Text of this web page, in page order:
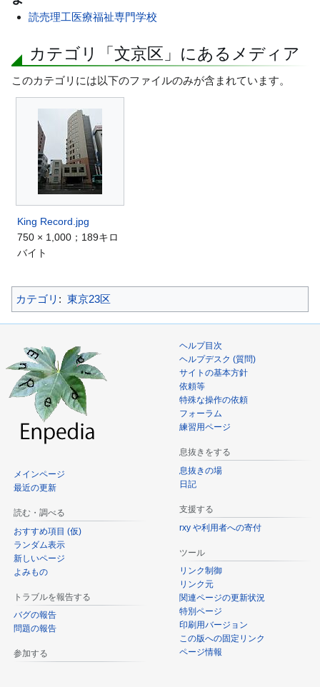
読売理工医療福祉専門学校
カテゴリ「文京区」にあるメディア
このカテゴリには以下のファイルのみが含まれています。
King Record.jpg
750 × 1,000；189キロ
バイト
カテゴリ : 東京23区
メインページ
最近の更新
読む・調べる
おすすめ項目 (仮)
ランダム表示
新しいページ
よみもの
トラブルを報告する
バグの報告
問題の報告
参加する
ヘルプ目次
ヘルプデスク (質問)
サイトの基本方針
依頼等
特殊な操作の依頼
フォーラム
練習用ページ
息抜きをする
息抜きの場
日記
支援する
rxy や利用者への寄付
ツール
リンク制御
リンク元
関連ページの更新状況
特別ページ
印刷用バージョン
この版への固定リンク
ページ情報